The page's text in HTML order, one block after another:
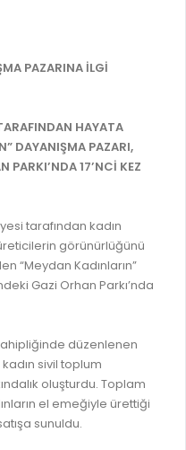
PAZARINA İLGİ
HAYATA
DAYANIŞMA PAZARI,
PARKI’NDA 17’NCİ KEZ
tarafından kadın
görünürlüğünü
“Meydan Kadınların”
Gazi Orhan Parkı’nda
düzenlenen
sivil toplum
oluşturdu. Toplam
el emeğiyle ürettiği
sunuldu.